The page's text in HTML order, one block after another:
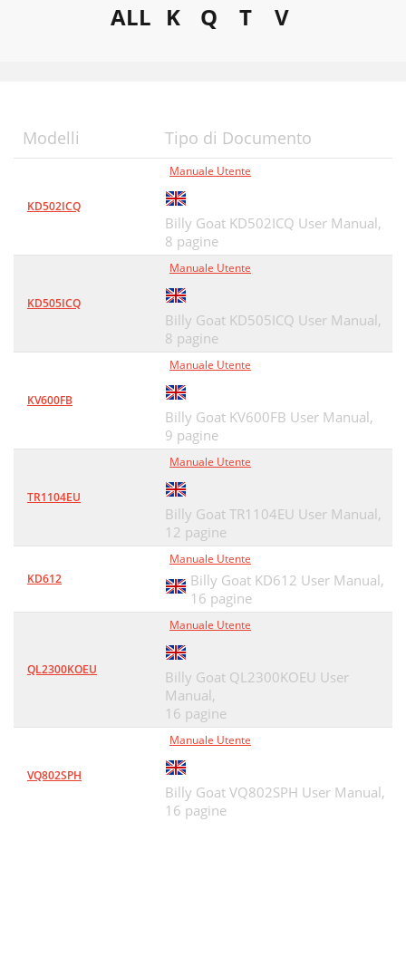
ALL K Q T V
Modelli Tipo di Documento
KD502ICQ
Manuale Utente
Billy Goat KD502ICQ User Manual,
8 pagine
KD505ICQ
Manuale Utente
Billy Goat KD505ICQ User Manual,
8 pagine
KV600FB
Manuale Utente
Billy Goat KV600FB User Manual,
9 pagine
TR1104EU
Manuale Utente
Billy Goat TR1104EU User Manual,
12 pagine
KD612
Manuale Utente
Billy Goat KD612 User Manual,
16 pagine
QL2300KOEU
Manuale Utente
Billy Goat QL2300KOEU User
Manual,
16 pagine
VQ802SPH
Manuale Utente
Billy Goat VQ802SPH User Manual,
16 pagine